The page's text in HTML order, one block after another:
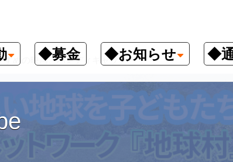
◆募金 ◆お知らせ ◆
すめの映画、ハンディキャップ